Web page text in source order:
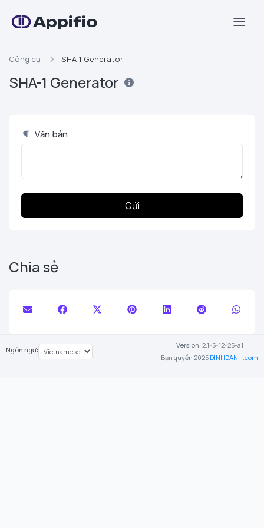
Appifio
Công cụ SHA-1 Generator
SHA-1 Generator
Văn bản
Gửi
Chia sẻ
Ngôn ngữ: Version: 2.1-5-12-25-a1
Bản quyền 2025 DINHDANH.com